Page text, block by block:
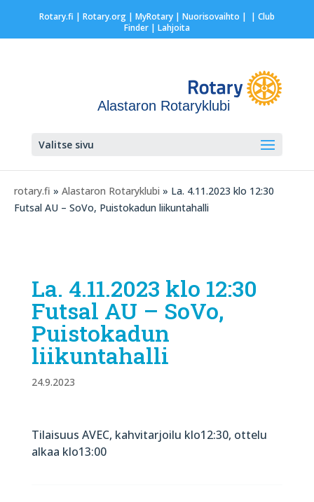
Rotary.fi | Rotary.org| MyRotary | Nuorisovaihto | | Club
Finder| Lahjoita
Alastaron Rotaryklubi
Valitse sivu
rotary.fi » Alastaron Rotaryklubi » La. 4.11.2023 klo 12:30
Futsal AU – SoVo, Puistokadun liikuntahalli
La. 4.11.2023 klo 12:30
Futsal AU – SoVo,
Puistokadun
liikuntahalli
24.9.2023
Tilaisuus AVEC, kahvitarjoilu klo12:30, ottelu
alkaa klo13:00